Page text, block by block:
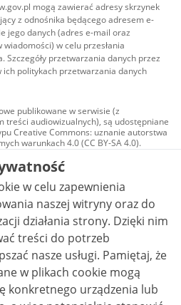
mogą zawierać adresy skrzynek
z odnośnika będącego adresem e-
jego danych (adres e-mail oraz
w celu przesłania
Szczegóły przetwarzania danych przez
ich politykach przetwarzania danych
publikowane w serwisie (z
treści audiowizualnych), są udostępniane
Creative Commons: uznanie autorstwa
warunkach 4.0 (CC BY-SA 4.0).
w tym zdjęcia, materiały
są udostępniane na licencji typu
uznanie autorstwa użycie
- bez utworów zależnych 4.0 (CC BY-
ile nie jest to stwierdzone inaczej.
w celu zapewnienia
naszej witryny oraz do
strony. Dzięki nim
treści do potrzeb
usługi. Pamiętaj, że
w plikach cookie mogą
konkretnego urządzenia lub